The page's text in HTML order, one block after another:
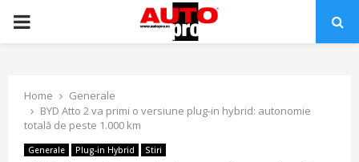
PRIMARY
Home
Generale
BYD Atto 2 va primi o versiune plug-in hybrid: autonomie
totală de peste 1.000 km
Generale Plug-in Hybrid Stiri